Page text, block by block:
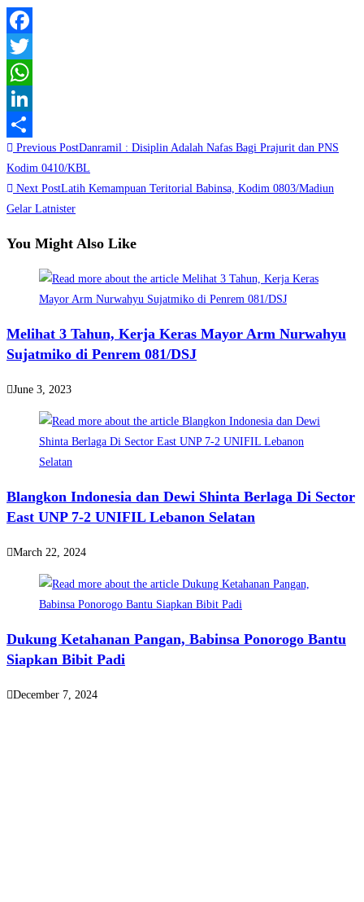
Facebook
Twitter
WhatsApp
LinkedIn
Share
Read
more
articles
Previous PostDanramil : Disiplin Adalah Nafas Bagi Prajurit dan PNS
Kodim 0410/KBL
Next PostLatih Kemampuan Teritorial Babinsa, Kodim 0803/Madiun
Gelar Latnister
You Might Also Like
Melihat 3 Tahun, Kerja Keras Mayor Arm Nurwahyu
Sujatmiko di Penrem 081/DSJ
June 3, 2023
Blangkon Indonesia dan Dewi Shinta Berlaga Di Sector
East UNP 7-2 UNIFIL Lebanon Selatan
March 22, 2024
Dukung Ketahanan Pangan, Babinsa Ponorogo Bantu
Siapkan Bibit Padi
December 7, 2024